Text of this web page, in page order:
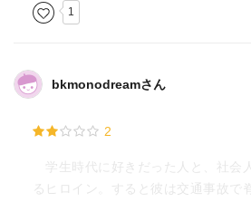
1
bkmonodreamさん
2
学生時代に好きだった人と、社会
るヒロイン。すると彼は交通事故で